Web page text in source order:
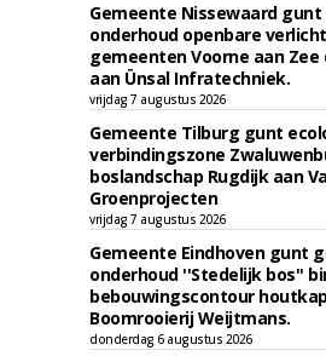
Gemeente Nissewaard gunt
onderhoud openbare
gemeenten Voorne aan Zee
aan Ünsal Infratechniek.
vrijdag 7 augustus 2026
Gemeente Tilburg gunt
verbindingszone
boslandschap Rugdijk aan
Groenprojecten
vrijdag 7 augustus 2026
Gemeente Eindhoven gunt
onderhoud ''Stedelijk bos''
bebouwingscontour
Boomrooierij Weijtmans.
donderdag 6 augustus 2026